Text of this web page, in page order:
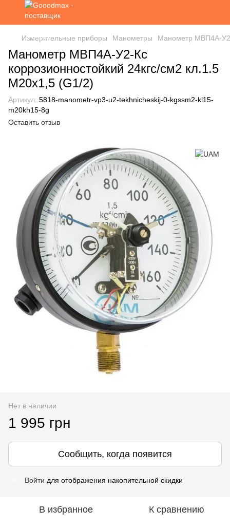
Измерительные приборы Манометры Манометр МВП4А-У2-
Манометр МВП4А-У2-Кс
коррозионностойкий 24кгс/см2 кл.1.5
М20х1,5 (G1/2)
Артикул: 5818-manometr-vp3-u2-tekhnicheskij-0-kgssm2-kl15-
m20kh15-8g
Оставить отзыв
Нет в наличии
1 995 грн
Сообщить, когда появится
Войти для отображения накопительной скидки
В избранное К сравнению